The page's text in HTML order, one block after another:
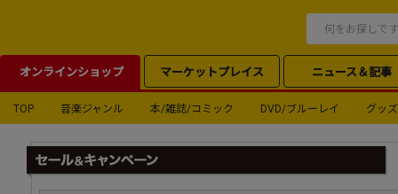
オンラインショップ マーケットプレイス ニュース＆記事
TOP 音楽ジャンル 本/雑誌/コミック DVD/ブルーレイ グッズ